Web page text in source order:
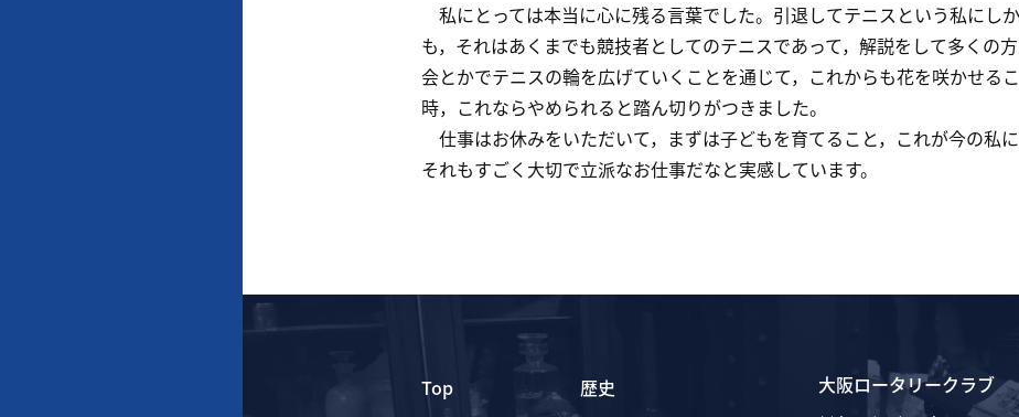
私にとっては本当に心に残る言葉でした。引退してテニスという私にし
も，それはあくまでも競技者としてのテニスであって，解説をして多くの
会とかでテニスの輪を広げていくことを通じて，これからも花を咲かせる
時，これならやめられると踏ん切りがつきました。
仕事はお休みをいただいて，まずは子どもを育てること，これが今の私
それもすごく大切で立派なお仕事だなと実感しています。
Top 歴史 大阪ロータリークラブ